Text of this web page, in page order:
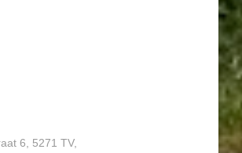
6, 5271 TV,